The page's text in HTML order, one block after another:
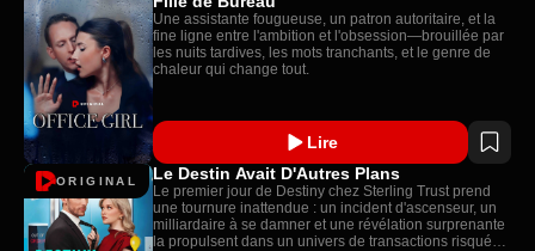
Une assistante fougueuse, un patron autoritaire, et la
fine ligne entre l'ambition et l'obsession—brouillée par
les nuits tardives, les mots tranchants, et le genre de
chaleur qui change tout.
Lire
ORIGINAL Le Destin Avait D'Autres Plans
Le premier jour de Destiny chez Sterling Trust prend
une tournure inattendue : un incident d'ascenseur, un
milliardaire à se damner et une révélation surprenante
la propulsent dans un univers de transactions risquées